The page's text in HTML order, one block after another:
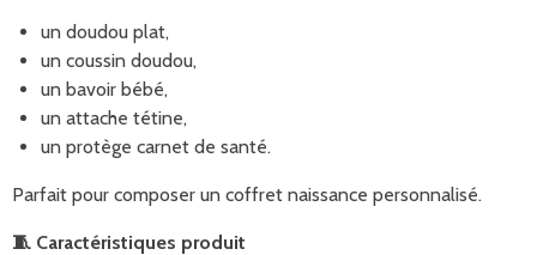
un doudou plat,
un coussin doudou,
un bavoir bébé,
un attache tétine,
un protège carnet de santé.
Parfait pour composer un coffret naissance personnalisé.
🧵 Caractéristiques produit